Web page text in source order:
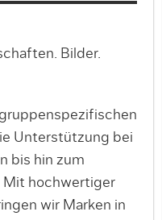
Bilder.
Unterstützung bei
bis hin zum
Mit hochwertiger
wir Marken in